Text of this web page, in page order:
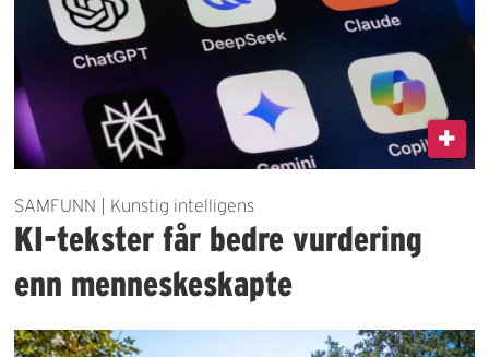
SAMFUNN | Kunstig intelligens
KI-tekster får bedre vurdering
enn menneskeskapte